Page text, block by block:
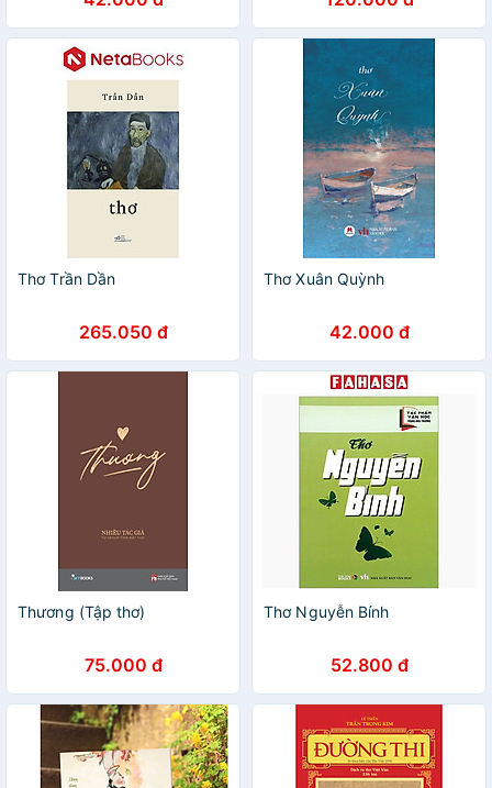
Thơ Trần Dần
265.050 đ
Thơ Xuân Quỳnh
42.000 đ
Thương (Tập thơ)
75.000 đ
Thơ Nguyễn Bính
52.800 đ